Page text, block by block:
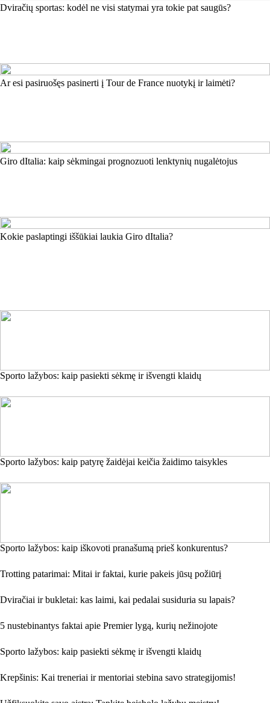
Dviračių sportas: kodėl ne visi statymai yra tokie pat saugūs?
Ar esi pasiruošęs pasinerti į Tour de France nuotykį ir laimėti?
Giro dItalia: kaip sėkmingai prognozuoti lenktynių nugalėtojus
Kokie paslaptingi iššūkiai laukia Giro dItalia?
Sporto lažybos: kaip pasiekti sėkmę ir išvengti klaidų
Sporto lažybos: kaip patyrę žaidėjai keičia žaidimo taisykles
Sporto lažybos: kaip iškovoti pranašumą prieš konkurentus?
Trotting patarimai: Mitai ir faktai, kurie pakeis jūsų požiūrį
Dviračiai ir bukletai: kas laimi, kai pedalai susiduria su lapais?
5 nustebinantys faktai apie Premier lygą, kurių nežinojote
Sporto lažybos: kaip pasiekti sėkmę ir išvengti klaidų
Krepšinis: Kai treneriai ir mentoriai stebina savo strategijomis!